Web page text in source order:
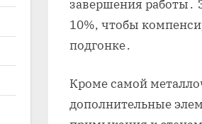
завершения работы․
10%, чтобы
подгонке․
Кроме самой
дополнительные